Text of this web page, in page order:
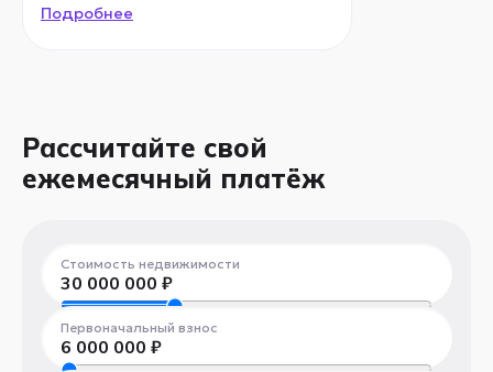
Подробнее
Рассчитайте свой
ежемесячный платёж
Стоимость недвижимости
30 000 000 ₽
300 000 ₽
Первоначальный взнос
6 000 000 ₽